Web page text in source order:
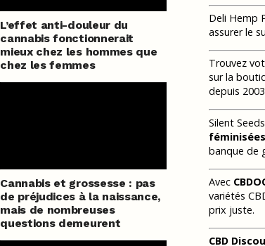
L’effet anti-douleur du
cannabis fonctionnerait
mieux chez les hommes que
chez les femmes
Cannabis et grossesse : pas
de préjudices à la naissance,
mais de nombreuses
questions demeurent
Deli Hemp
assurer le
Trouvez
sur la
depuis
Silent
banque de
Avec
variétés
prix juste.
CBD